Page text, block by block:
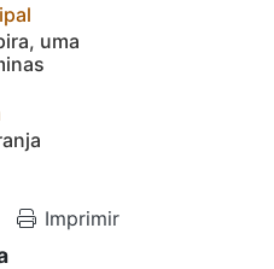
uma
Imprimir